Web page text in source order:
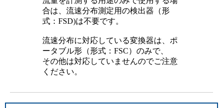
合は、流速分布測定用の検出器（形
式：FSD)は不要です。
流速分布に対応している変換器は、ポ
ータブル形（形式：FSC）のみで、
その他は対応していませんのでご注意
ください。